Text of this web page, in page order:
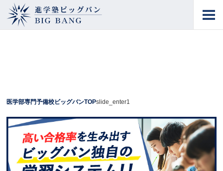
医学部専門予備校ビッグバンTOPslide_enter1